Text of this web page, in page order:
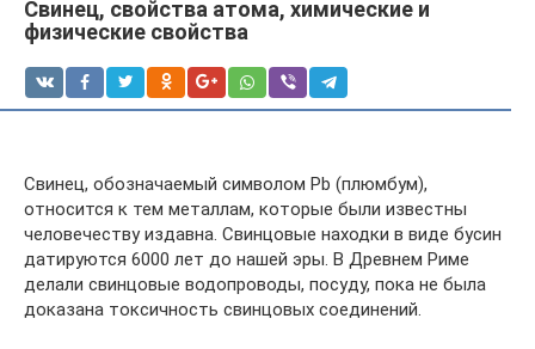
Свинец, свойства атома, химические и
физические свойства
Свинец, обозначаемый символом Pb (плюмбум),
относится к тем металлам, которые были известны
человечеству издавна. Свинцовые находки в виде бусин
датируются 6000 лет до нашей эры. В Древнем Риме
делали свинцовые водопроводы, посуду, пока не была
доказана токсичность свинцовых соединений.